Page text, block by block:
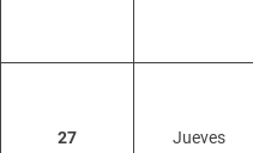
27 Jueves